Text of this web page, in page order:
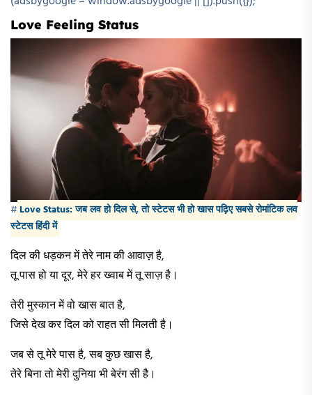
Love Feeling Status​
#Love Status: जब लव हो दिल से, तो स्टेटस भी हो खास पढ़िए सबसे रोमांटिक लव
स्टेटस हिंदी में
दिल की धड़कन में तेरे नाम की आवाज़ है,
तू पास हो या दूर, मेरे हर ख्वाब में तू साज़ है।
तेरी मुस्कान में वो खास बात है,
जिसे देख कर दिल को राहत सी मिलती है।
जब से तू मेरे पास है, सब कुछ खास है,
तेरे बिना तो मेरी दुनिया भी बेरंग सी है।